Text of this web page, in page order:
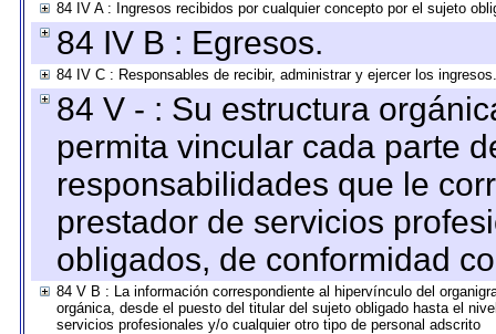
84 IV A : Ingresos recibidos por cualquier concepto por el sujeto
84 IV B : Egresos.
84 IV C : Responsables de recibir, administrar y ejercer los ingresos.
84 V - : Su estructura
permita vincular cada parte
responsabilidades que le
prestador de servicios
obligados, de conformidad
84 V B : La información correspondiente al hipervínculo del
orgánica, desde el puesto del titular del sujeto obligado hasta el
servicios profesionales y/o cualquier otro tipo de personal adscrito